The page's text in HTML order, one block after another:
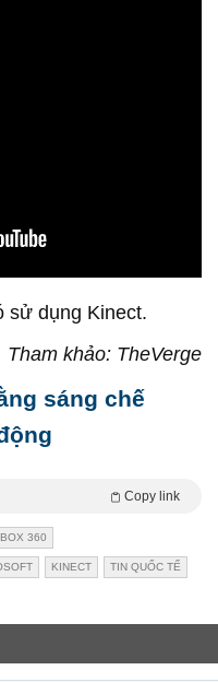
sử dụng Kinect.
Tham khảo: TheVerge
sáng chế
Copy link
360
KINECT TIN QUỐC TẾ